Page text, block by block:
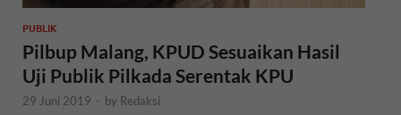
PUBLIK
Pilbup Malang, KPUD Sesuaikan Hasil
Uji Publik Pilkada Serentak KPU
29 Juni 2019 - by Redaksi